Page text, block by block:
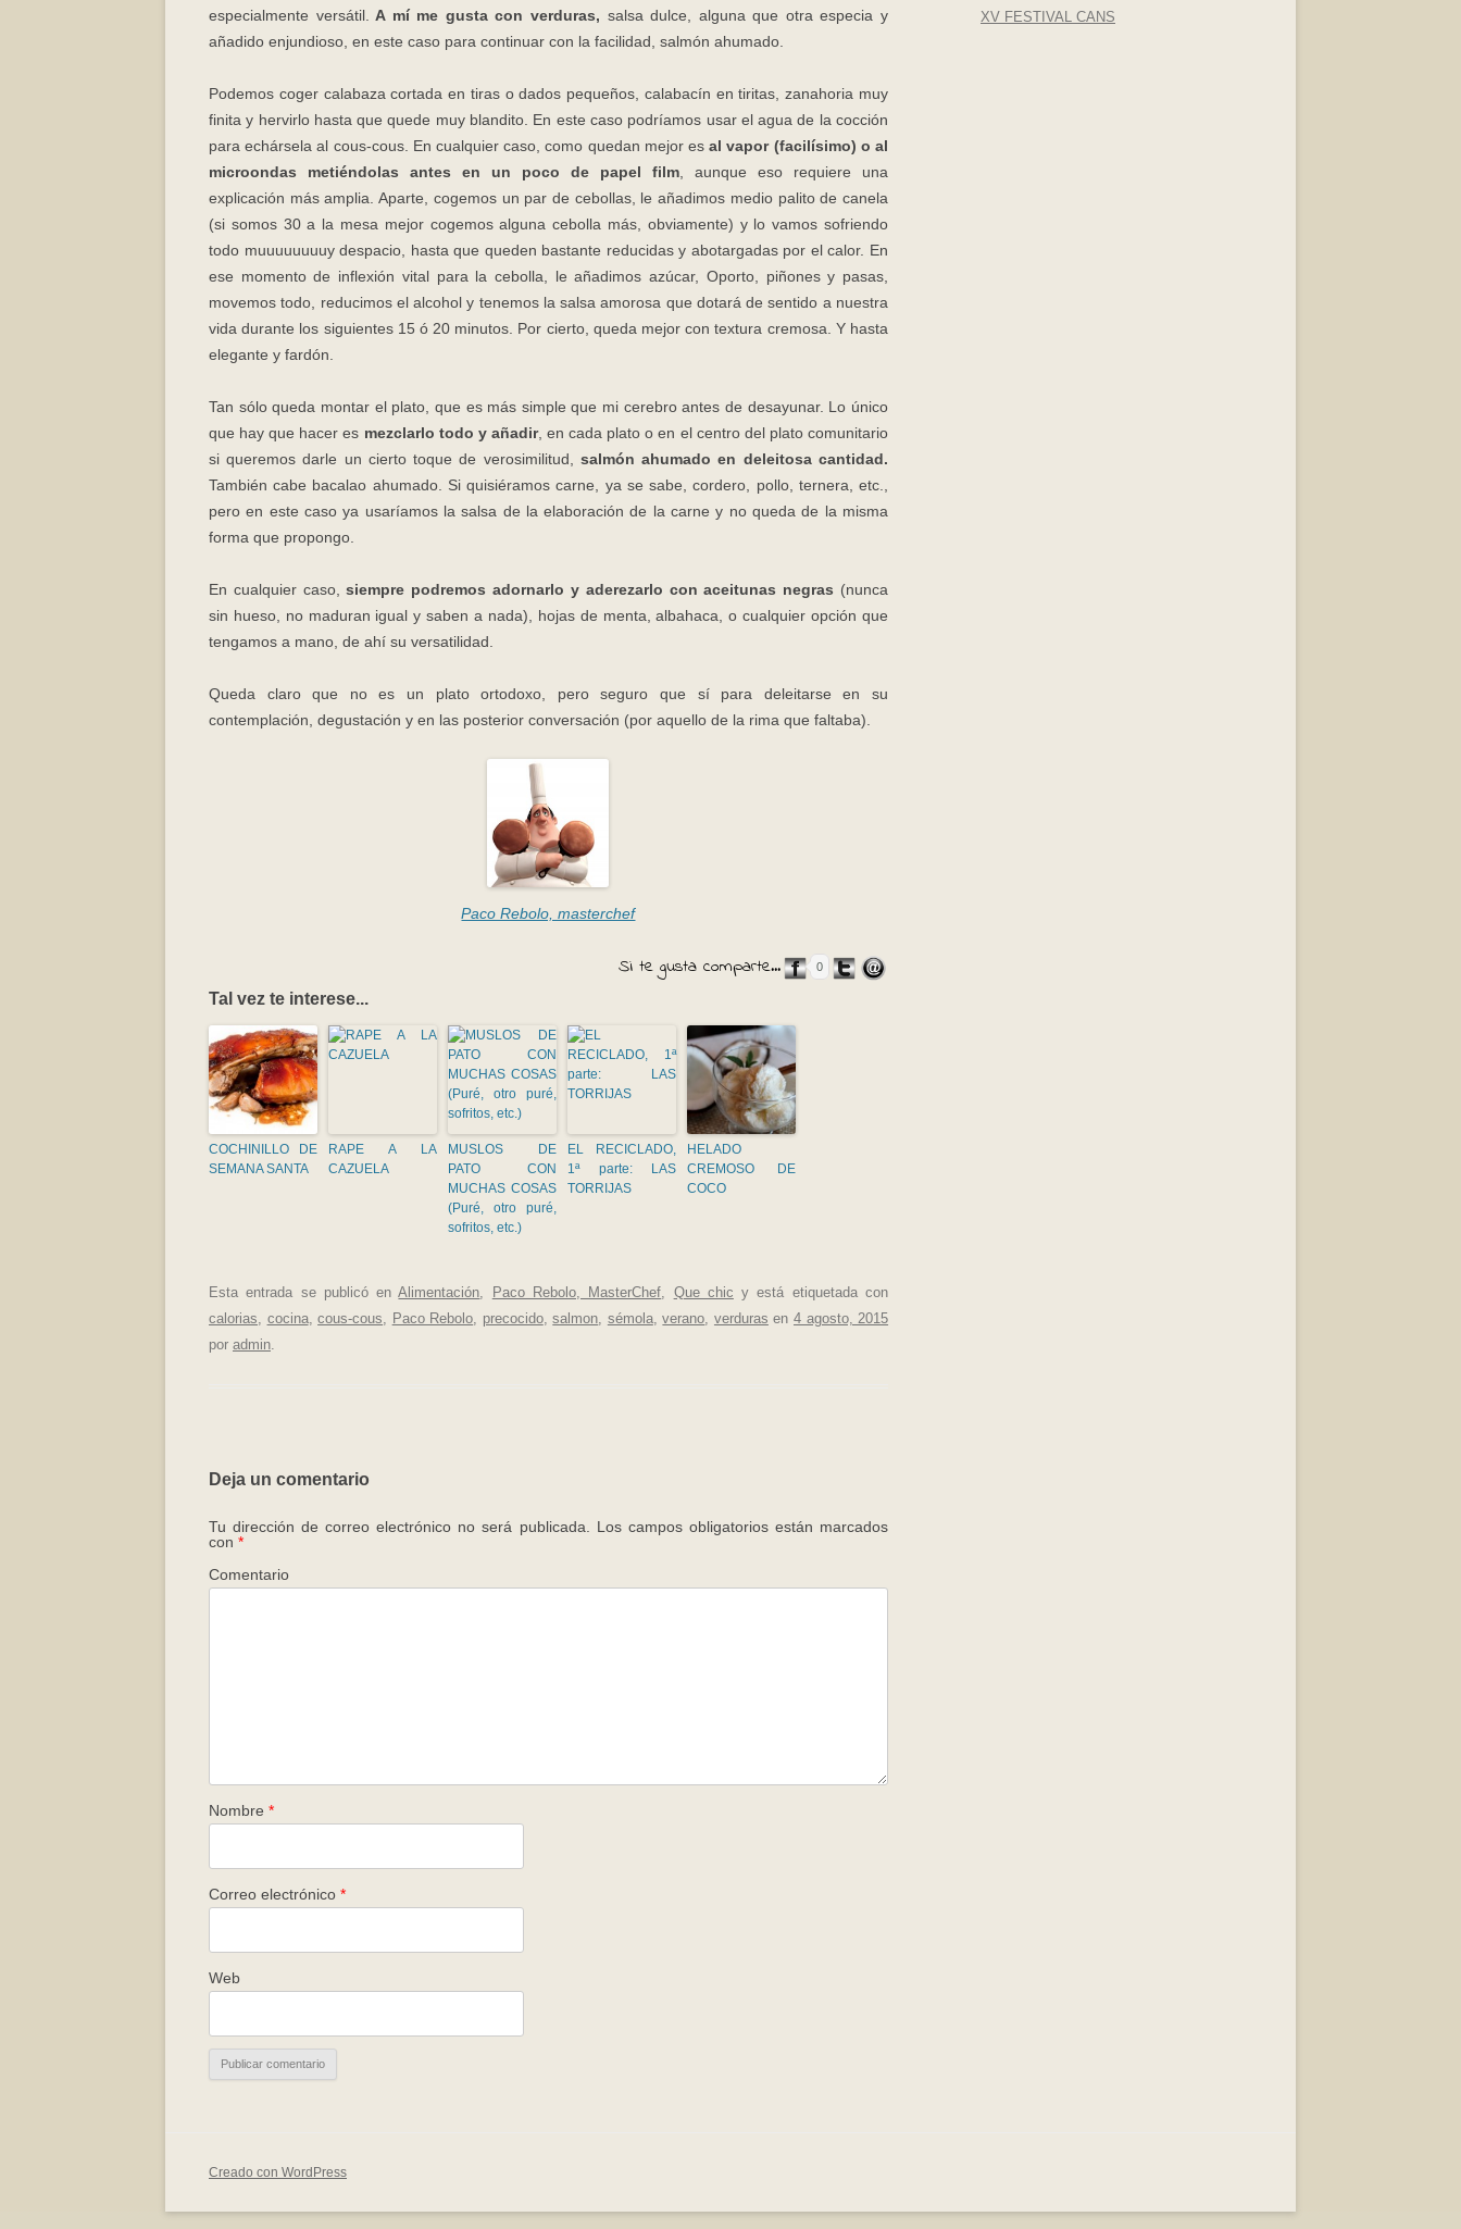
especialmente versátil. A mí me gusta con verduras, salsa dulce, alguna que otra especia y
añadido enjundioso, en este caso para continuar con la facilidad, salmón ahumado.
Podemos coger calabaza cortada en tiras o dados pequeños, calabacín en tiritas, zanahoria muy
finita y hervirlo hasta que quede muy blandito. En este caso podríamos usar el agua de la cocción
para echársela al cous-cous. En cualquier caso, como quedan mejor esal vapor (facilísimo) o al
microondas metiéndolas antes en un poco de papel film, aunque eso requiere una
explicación más amplia. Aparte, cogemos un par de cebollas, le añadimos medio palito de canela
(si somos 30 a la mesa mejor cogemos alguna cebolla más, obviamente) y lo vamos sofriendo
todo muuuuuuuuy despacio, hasta que queden bastante reducidas y abotargadas por el calor. En
ese momento de inflexión vital para la cebolla, le añadimos azúcar, Oporto, piñones y pasas,
movemos todo, reducimos el alcohol y tenemos la salsa amorosa que dotará de sentido a nuestra
vida durante los siguientes 15 ó 20 minutos. Por cierto, queda mejor con textura cremosa. Y hasta
elegante y fardón.
Tan sólo queda montar el plato, que es más simple que mi cerebro antes de desayunar. Lo único
que hay que hacer es mezclarlo todo y añadir, en cada plato o en el centro del plato comunitario
si queremos darle un cierto toque de verosimilitud, salmón ahumado en deleitosa cantidad.
También cabe bacalao ahumado. Si quisiéramos carne, ya se sabe, cordero, pollo, ternera, etc.,
pero en este caso ya usaríamos la salsa de la elaboración de la carne y no queda de la misma
forma que propongo.
En cualquier caso,siempre podremos adornarlo y aderezarlo con aceitunas negras (nunca
sin hueso, no maduran igual y saben a nada), hojas de menta, albahaca, o cualquier opción que
tengamos a mano, de ahí su versatilidad.
Queda claro que no es un plato ortodoxo, pero seguro que sí para deleitarse en su
contemplación, degustación y en las posterior conversación (por aquello de la rima que faltaba).
Paco Rebolo, masterchef
Si te gusta comparte... 0
Tal vez te interese...
COCHINILLO DE
SEMANA SANTA
RAPE A LA
CAZUELA
MUSLOS DE
PATO CON
MUCHAS COSAS
(Puré, otro puré,
sofritos, etc.)
EL RECICLADO,
1ª parte: LAS
TORRIJAS
HELADO
CREMOSO DE
COCO
Esta entrada se publicó enAlimentación Paco Rebolo, MasterChef Que chic y está etiquetada con
calorias
cocina,cous-cous Paco Rebolo precocido,salmon sémola,verano verduras en 4 agosto, 2015
por admin
Deja un comentario
Tu dirección de correo electrónico no será publicada.
Los campos obligatorios están marcados
con *
Comentario
Nombre *
Correo electrónico *
Web
XV FESTIVAL CANS
Creado con WordPress